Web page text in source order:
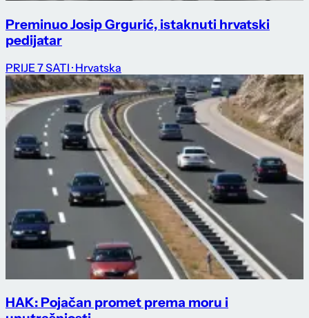
Preminuo Josip Grgurić, istaknuti hrvatski
pedijatar
PRIJE 7 SATI · Hrvatska
HAK: Pojačan promet prema moru i